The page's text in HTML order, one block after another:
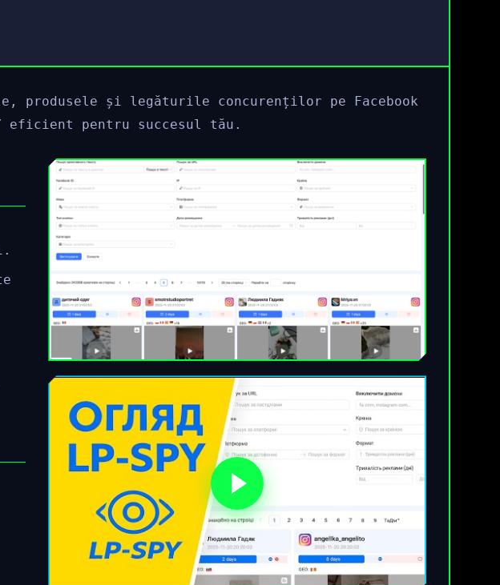
produsele și legăturile concurenților pe Facebook
eficient pentru succesul tău.